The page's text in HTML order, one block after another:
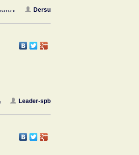
Dersu
Leader-spb